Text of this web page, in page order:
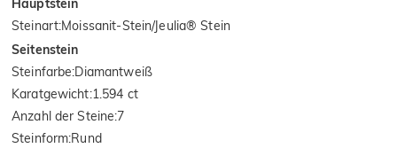
Hauptstein
Steinart:Moissanit-Stein/Jeulia® Stein
Seitenstein
Steinfarbe:Diamantweiß
Karatgewicht:1.594 ct
Anzahl der Steine:7
Steinform:Rund